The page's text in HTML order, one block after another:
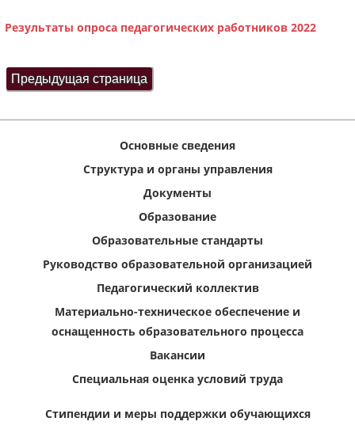
Результаты опроса педагогических работников 2022
Основные сведения
Структура и органы управления
Документы
Образование
Образовательные стандарты
Руководство образовательной организацией
Педагогический коллектив
Материально-техническое обеспечение и
оснащенность образовательного процесса
Вакансии
Специальная оценка условий труда
Стипендии и меры поддержки обучающихся